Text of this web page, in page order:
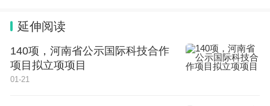
达到甚至超过美国食品药品监督管理局（FDA）制定
的所有性能测试指南的标准。
而总部位于加利福尼亚州医疗监测技术公司Masimo
延伸阅读
140项，河南省公示国际科技合作
项目拟立项项目
01-21